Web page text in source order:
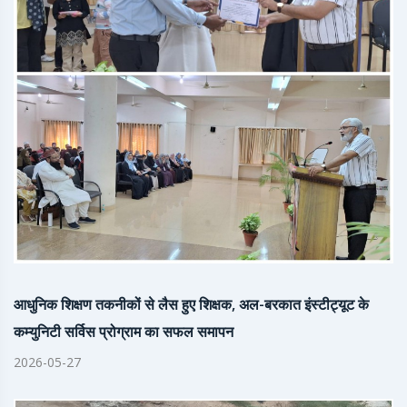
आधुनिक शिक्षण तकनीकों से लैस हुए शिक्षक, अल-बरकात इंस्टीट्यूट के
कम्युनिटी सर्विस प्रोग्राम का सफल समापन
2026-05-27